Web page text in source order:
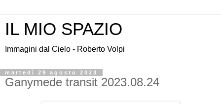
IL MIO SPAZIO
Immagini dal Cielo - Roberto Volpi
martedì 29 agosto 2023
Ganymede transit 2023.08.24